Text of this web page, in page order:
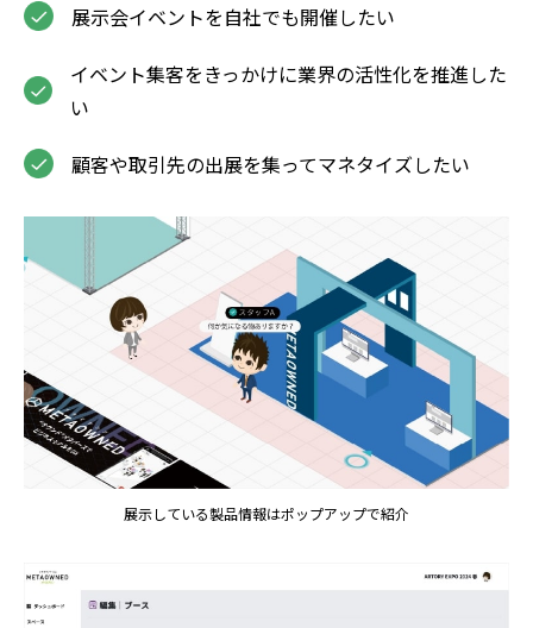
展示会イベントを自社でも開催したい
イベント集客をきっかけに業界の活性化を推進した
い
顧客や取引先の出展を集ってマネタイズしたい
展示している製品情報はポップアップで紹介